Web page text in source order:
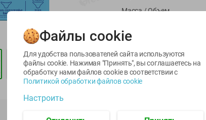
руб./шт
-22%
Икра
трески
тихоокеанской
деликатесная
Лунское море 120г
ж/б ключ
120г
-17%
сельди
тихоокеанской
Лунское море 120г
Масса / Объем
Импортер:
Штрихкод:
Файлы cookie
Для удобства пользователей сайта используются
файлы cookie. Нажимая "Принять", вы соглашаетесь на
обработку нами файлов cookie в соответствии с
Политикой обработки файлов cookie
Настроить